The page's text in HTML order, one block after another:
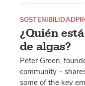
¿Quién
de algas?
SOSTENIBILIDAD
Peter Green,
community –
some of the key